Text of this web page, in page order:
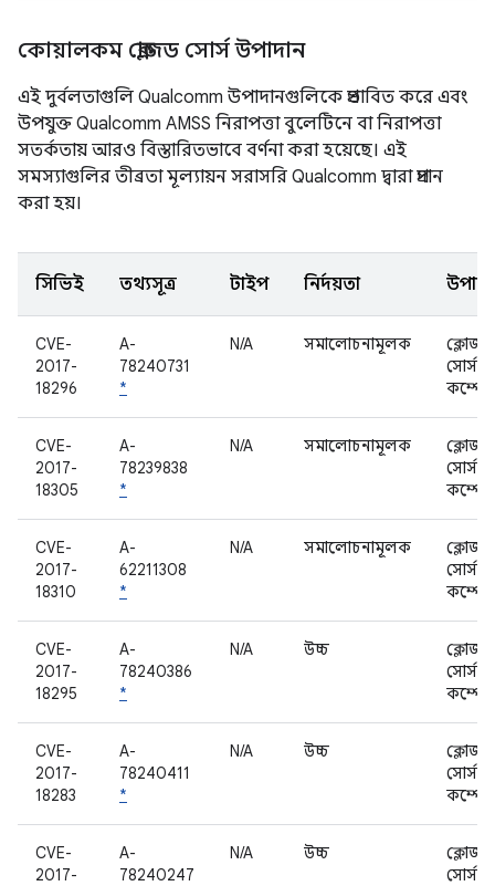
কোয়ালকম ক্লোজড সোর্স উপাদান
এই দুর্বলতাগুলি Qualcomm উপাদানগুলিকে প্রভাবিত করে এবং
উপযুক্ত Qualcomm AMSS নিরাপত্তা বুলেটিনে বা নিরাপত্তা
সতর্কতায় আরও বিস্তারিতভাবে বর্ণনা করা হয়েছে। এই
সমস্যাগুলির তীব্রতা মূল্যায়ন সরাসরি Qualcomm দ্বারা প্রদান
করা হয়।
সিভিই তথ্যসূত্র টাইপ নির্দয়তা
CVE-
2017-
18296
A-
78240731
*
N/A সমালোচনামূলক
ক্লোজড
সোর্স
CVE-
2017-
18305
A-
78239838
*
N/A সমালোচনামূলক
ক্লোজড
সোর্স
CVE-
2017-
18310
A-
62211308
*
N/A সমালোচনামূলক
ক্লোজড
সোর্স
CVE-
2017-
18295
A-
78240386
*
N/A উচ্চ
ক্লোজড
সোর্স
CVE-
2017-
18283
A-
78240411
*
N/A উচ্চ
ক্লোজড
সোর্স
CVE-
2017-
A-
78240247
N/A উচ্চ
ক্লোজড
সোর্স